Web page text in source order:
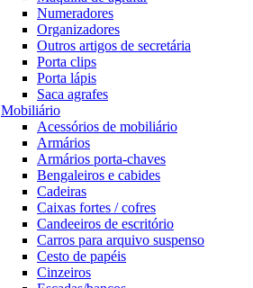
Numeradores
Organizadores
Outros artigos de secretária
Porta clips
Porta lápis
Saca agrafes
Mobiliário
Acessórios de mobiliário
Armários
Armários porta-chaves
Bengaleiros e cabides
Cadeiras
Caixas fortes / cofres
Candeeiros de escritório
Carros para arquivo suspenso
Cesto de papéis
Cinzeiros